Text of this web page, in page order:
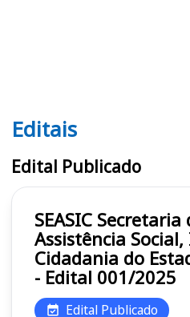
Editais SEASIC
Editais
Edital Publicado
SEASIC Secretaria de Estado da
Assistência
Cidadania do
- Edital 001/2025
Edital Publicado